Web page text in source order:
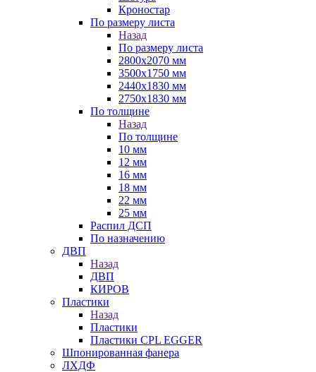
Кроностар
По размеру листа
Назад
По размеру листа
2800х2070 мм
3500х1750 мм
2440х1830 мм
2750х1830 мм
По толщине
Назад
По толщине
10 мм
12 мм
16 мм
18 мм
22 мм
25 мм
Распил ДСП
По назначению
ДВП
Назад
ДВП
КИРОВ
Пластики
Назад
Пластики
Пластики CPL EGGER
Шпонированная фанера
ЛХДФ